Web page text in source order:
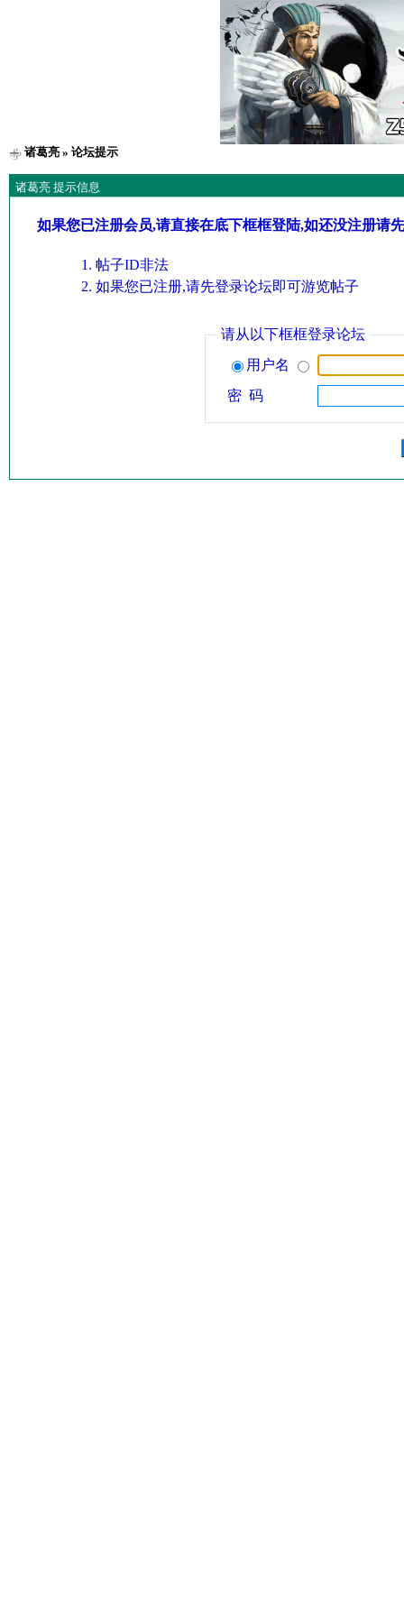
诸葛亮» 论坛提示
诸葛亮 提示信息
如果您已注册会员,请直接在底下框框登陆,如还没注册请
帖子ID非法
如果您已注册,请先登录论坛即可游览帖子
请从以下框框登录论坛
用户名
密 码